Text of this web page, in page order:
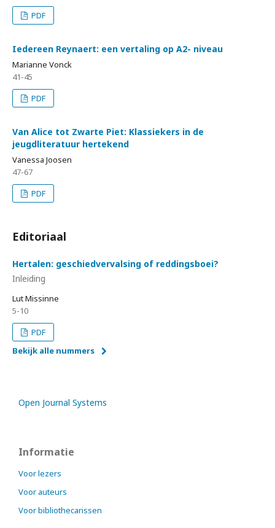
PDF
Iedereen Reynaert: een vertaling op A2- niveau
Marianne Vonck
41-45
PDF
Van Alice tot Zwarte Piet: Klassiekers in de
jeugdliteratuur hertekend
Vanessa Joosen
47-67
PDF
Editoriaal
Hertalen: geschiedvervalsing of reddingsboei?
Inleiding
Lut Missinne
5-10
PDF
Bekijk alle nummers
Open Journal Systems
Informatie
Voor lezers
Voor auteurs
Voor bibliothecarissen